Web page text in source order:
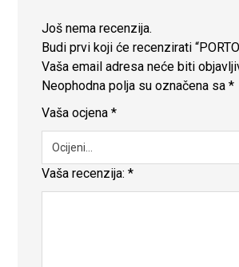
Još nema recenzija.
Budi prvi koji će recenzirati
Vaša email adresa neće biti
Neophodna polja su označena sa*
Vaša ocjena*
Vaša recenzija:*